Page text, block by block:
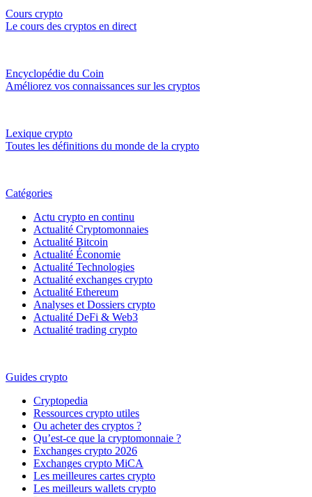
Cours crypto
Le cours des cryptos en direct
Encyclopédie du Coin
Améliorez vos connaissances sur les cryptos
Lexique crypto
Toutes les définitions du monde de la crypto
Catégories
Actu crypto en continu
Actualité Cryptomonnaies
Actualité Bitcoin
Actualité Économie
Actualité Technologies
Actualité exchanges crypto
Actualité Ethereum
Analyses et Dossiers crypto
Actualité DeFi & Web3
Actualité trading crypto
Guides crypto
Cryptopedia
Ressources crypto utiles
Ou acheter des cryptos ?
Qu’est-ce que la cryptomonnaie ?
Exchanges crypto 2026
Exchanges crypto MiCA
Les meilleures cartes crypto
Les meilleurs wallets crypto